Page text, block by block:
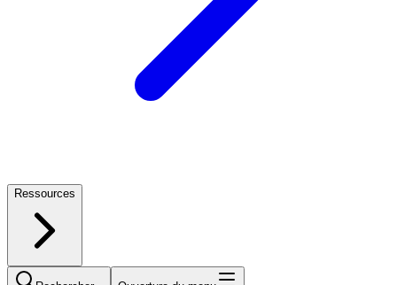
Ressources